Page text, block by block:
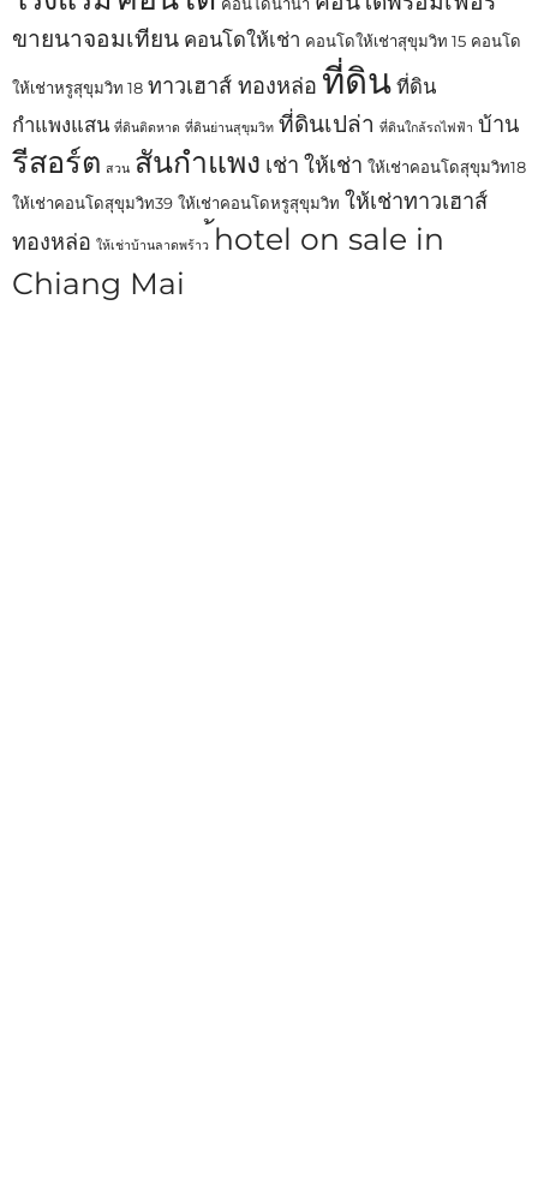
ขายนาจอมเทียน คอนโดให้เช่า คอนโดให้เช่าสุขุมวิท 15 คอนโด
ให้เช่าหรูสุขุมวิท 18 ทาวเฮาส์ ทองหล่อ ที่ดิน ที่ดิน
กำแพงแสน ที่ดินติดหาด ที่ดินย่านสุขุมวิท ที่ดินเปล่า ที่ดินใกล้รถไฟฟ้า บ้าน
รีสอร์ต สวน สันกำแพง เช่า ให้เช่า ให้เช่าคอนโดสุขุมวิท18
ให้เช่าคอนโดสุขุมวิท39 ให้เช่าคอนโดหรูสุขุมวิท ให้เช่าทาวเฮาส์
ทองหล่อ ให้เช่าบ้านลาดพร้าว ้hotel on sale in
Chiang Mai